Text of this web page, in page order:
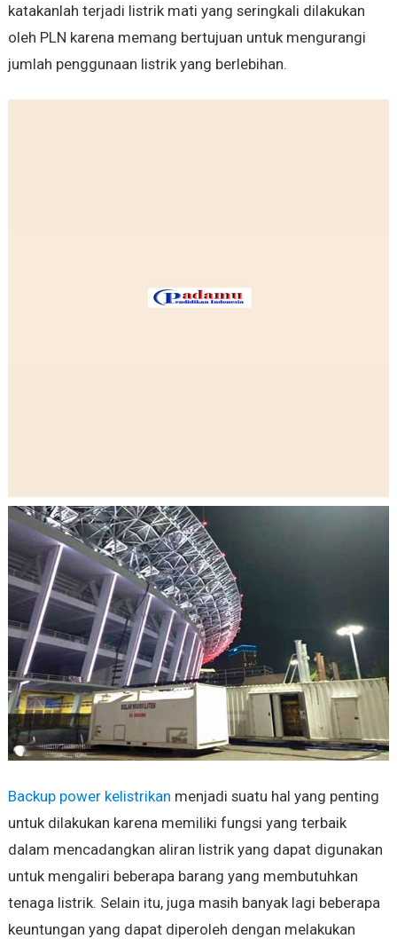
katakanlah terjadi listrik mati yang seringkali dilakukan
oleh PLN karena memang bertujuan untuk mengurangi
jumlah penggunaan listrik yang berlebihan.
Backup power kelistrikan menjadi suatu hal yang penting
untuk dilakukan karena memiliki fungsi yang terbaik
dalam mencadangkan aliran listrik yang dapat digunakan
untuk mengaliri beberapa barang yang membutuhkan
tenaga listrik. Selain itu, juga masih banyak lagi beberapa
keuntungan yang dapat diperoleh dengan melakukan